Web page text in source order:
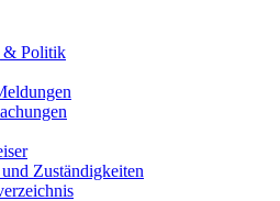
& Politik
Zuständigkeiten